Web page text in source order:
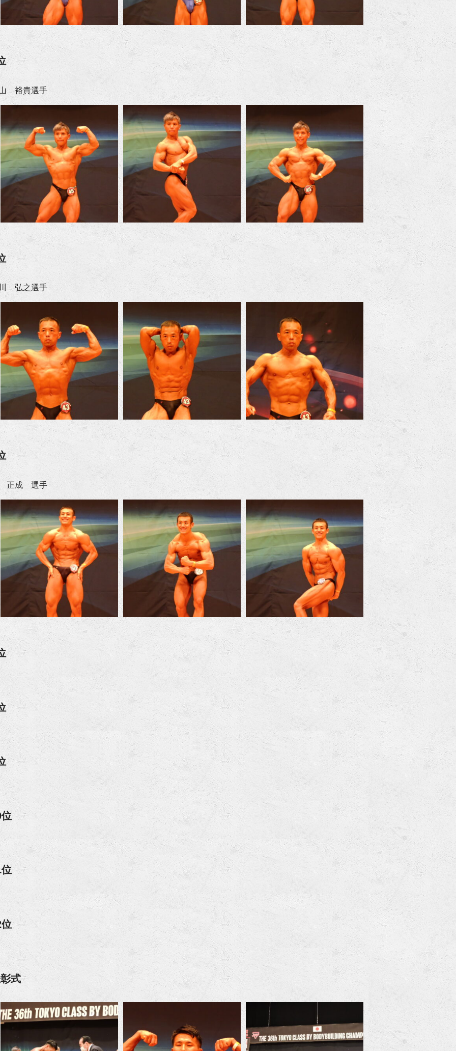
裕貴選手
弘之選手
正成 選手
式